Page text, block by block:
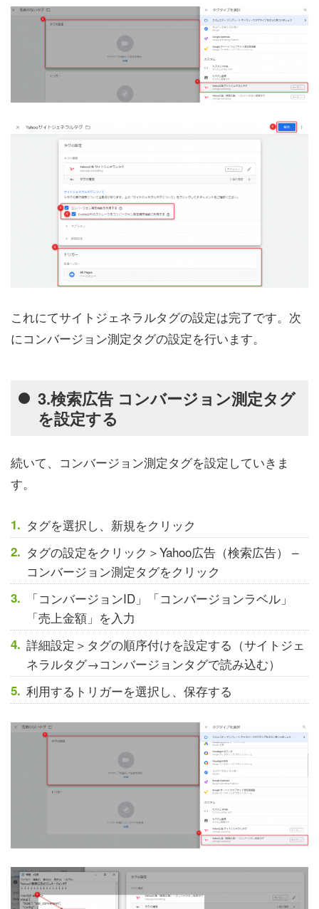
これにてサイトジェネラルタグの設定は完了です。次
にコンバージョン測定タグの設定を行います。
3.検索広告 コンバージョン測定タグ
を設定する
続いて、コンバージョン測定タグを設定していきま
す。
タグを選択し、新規をクリック
タグの設定をクリック＞Yahoo広告（検索広告） –
コンバージョン測定タグをクリック
「コンバージョンID」「コンバージョンラベル」
「売上金額」を入力
詳細設定＞タグの順序付けを設定する（サイトジェ
ネラルタグ→コンバージョンタグで読み込む）
利用するトリガーを選択し、保存する